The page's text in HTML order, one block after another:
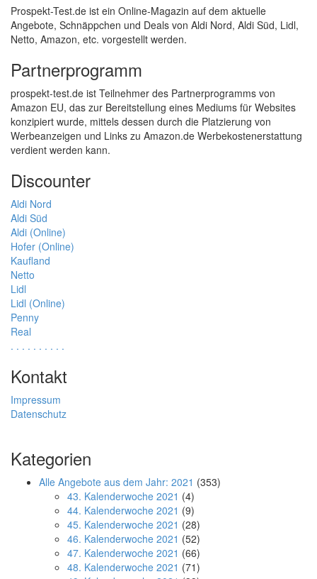
Prospekt-Test.de ist ein Online-Magazin auf dem aktuelle
Angebote, Schnäppchen und Deals von Aldi Nord, Aldi Süd, Lidl,
Netto, Amazon, etc. vorgestellt werden.
Partnerprogramm
prospekt-test.de ist Teilnehmer des Partnerprogramms von
Amazon EU, das zur Bereitstellung eines Mediums für Websites
konzipiert wurde, mittels dessen durch die Platzierung von
Werbeanzeigen und Links zu Amazon.de Werbekostenerstattung
verdient werden kann.
Discounter
Aldi Nord
Aldi Süd
Aldi (Online)
Hofer (Online)
Kaufland
Netto
Lidl
Lidl (Online)
Penny
Real
. . . . . . . . . .
Kontakt
Impressum
Datenschutz
Kategorien
Alle Angebote aus dem Jahr: 2021 (353)
43. Kalenderwoche 2021 (4)
44. Kalenderwoche 2021 (9)
45. Kalenderwoche 2021 (28)
46. Kalenderwoche 2021 (52)
47. Kalenderwoche 2021 (66)
48. Kalenderwoche 2021 (71)